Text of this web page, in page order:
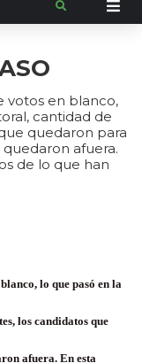
votos en blanco,
cantidad de
quedaron para
afuera.
de lo que han
lo que pasó en la
los candidatos que
afuera. En esta